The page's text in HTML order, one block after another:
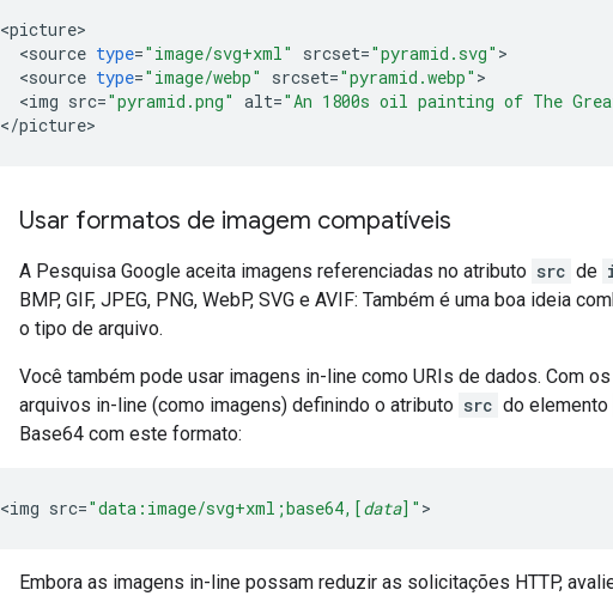
<picture
<source type="image/svg+xml" srcset="pyramid.svg"
<source type="image/webp" srcset="pyramid.webp"
<img src="pyramid.png" alt="An 1800s oil painting of The
</picture>
Usar formatos de imagem compatíveis
A Pesquisa Google aceita imagens referenciadas no atributo src de
BMP, GIF, JPEG, PNG, WebP, SVG e AVIF: Também é uma boa ideia
o tipo de arquivo.
Você também pode usar imagens in-line como URIs de dados. Com
arquivos in-line (como imagens) definindo o atributo src do elemento
Base64 com este formato:
<img src="data:image/svg+xml;base64,[data]" >
Embora as imagens in-line possam reduzir as solicitações HTTP,